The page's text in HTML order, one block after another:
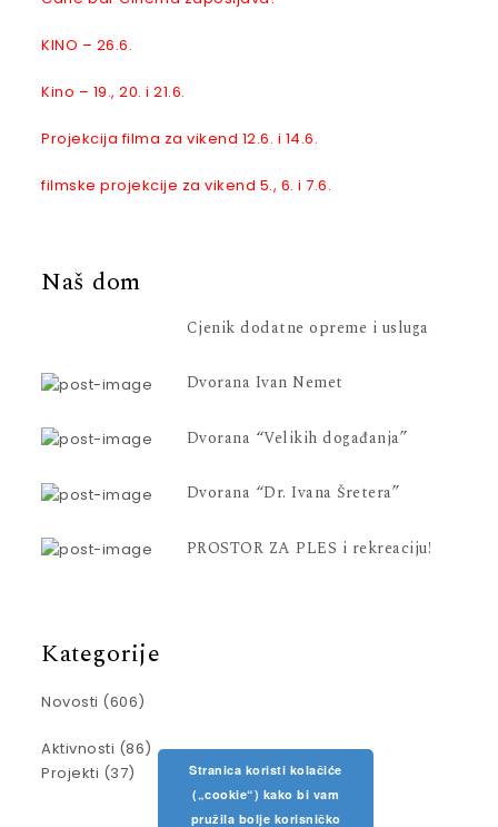
KINO – 26.6.
Kino – 19., 20. i 21.6.
Projekcija filma za vikend 12.6. i 14.6.
filmske projekcije za vikend 5., 6. i 7.6.
Naš dom
Cjenik dodatne opreme i usluga
Dvorana Ivan Nemet
Dvorana “Velikih događanja”
Dvorana “Dr. Ivana Šretera”
PROSTOR ZA PLES i rekreaciju!
Kategorije
Novosti (606)
Aktivnosti (86)
Projekti (37)
Stranica koristi kolačiće
(„cookie“) kako bi vam
pružila bolje korisničko